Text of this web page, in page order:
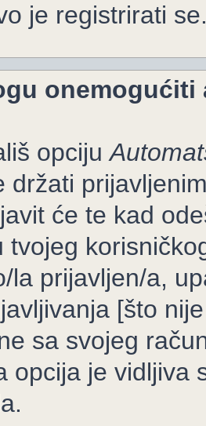
je registrirati
opciju
držati
će te kad
tvojeg
la prijavljen/a,
[što
sa svojeg
opcija je vidljiva